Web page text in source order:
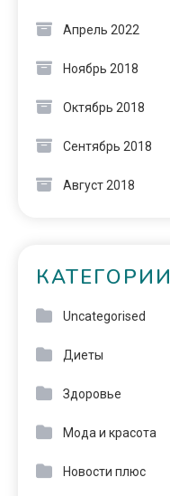
Апрель 2022
Ноябрь 2018
Октябрь 2018
Сентябрь 2018
Август 2018
КАТЕГОРИИ
Uncategorised
Диеты
Здоровье
Мода и красота
Новости плюс